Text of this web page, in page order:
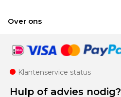
Over ons
Klantenservice status
Hulp of advies nodig?